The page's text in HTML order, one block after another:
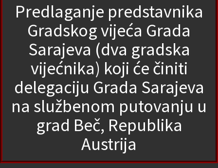
Predlaganje predstavnika
Gradskog vijeća Grada
Sarajeva (dva gradska
vijećnika) koji će činiti
delegaciju Grada Sarajeva
na službenom putovanju u
grad Beč, Republika
Austrija